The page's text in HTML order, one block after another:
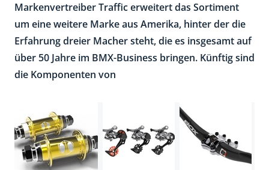
Markenvertreiber Traffic erweitert das Sortiment
um eine weitere Marke aus Amerika, hinter der die
Erfahrung dreier Macher steht, die es insgesamt auf
über 50 Jahre im BMX-Business bringen. Künftig sind
die Komponenten von